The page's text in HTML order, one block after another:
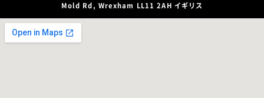
Mold Rd, Wrexham LL11 2AH イギリス